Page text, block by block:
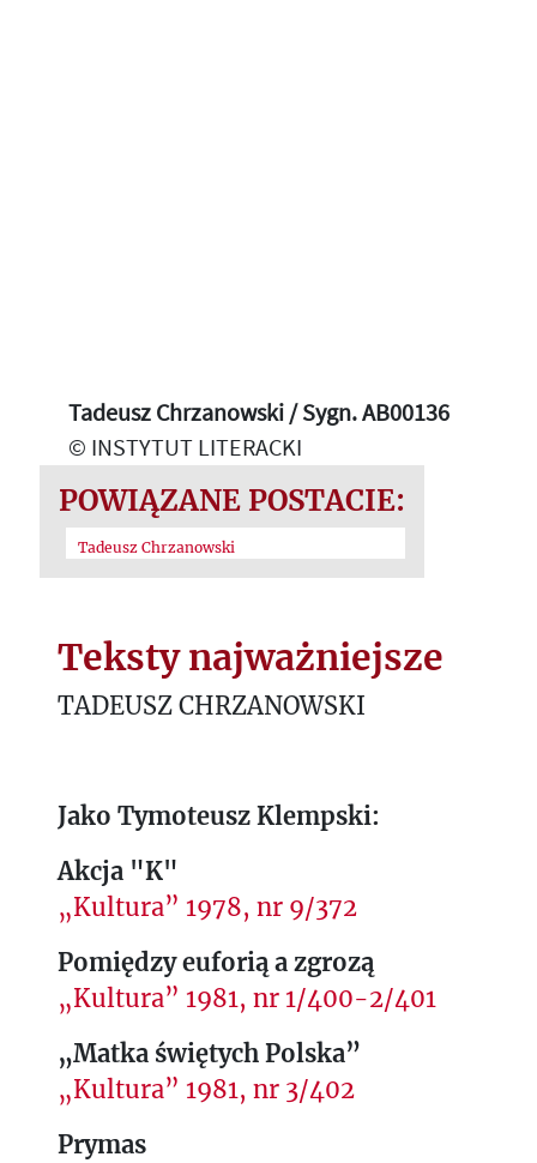
Tadeusz Chrzanowski / Sygn. AB00136
© INSTYTUT LITERACKI
POWIĄZANE POSTACIE:
Tadeusz Chrzanowski
Teksty najważniejsze
TADEUSZ CHRZANOWSKI
Jako Tymoteusz Klempski:
Akcja "K"
„Kultura” 1978, nr 9/372
Pomiędzy euforią a zgrozą
„Kultura” 1981, nr 1/400-2/401
„Matka świętych Polska”
„Kultura” 1981, nr 3/402
Prymas